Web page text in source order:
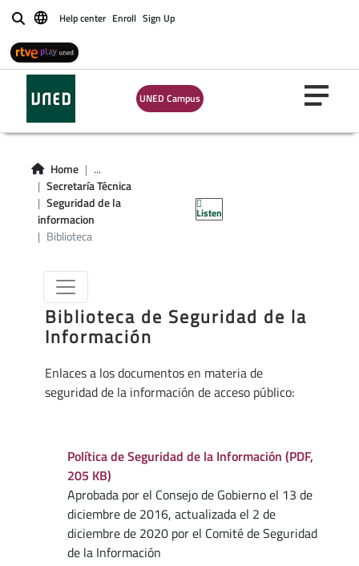
BuscarHelp center Enroll Sign Up
UNED Campus
Home
...
Secretaría Técnica
Seguridad de la
informacion
Biblioteca
Listen
Seguridad de la
Información
Biblioteca de Seguridad de la
Información
Enlaces a los documentos en materia de
seguridad de la información de acceso público:
Política de Seguridad de la Información (PDF,
205 KB)
Aprobada por el Consejo de Gobierno el 13 de
diciembre de 2016, actualizada el 2 de
diciembre de 2020 por el Comité de Seguridad
de la Información